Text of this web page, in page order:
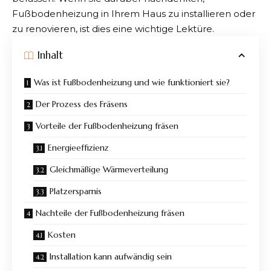
Fußbodenheizung in Ihrem Haus zu installieren oder
zu renovieren, ist dies eine wichtige Lektüre.
Inhalt
Was ist Fußbodenheizung und wie funktioniert sie?
Der Prozess des Fräsens
Vorteile der Fußbodenheizung fräsen
Energieeffizienz
Gleichmäßige Wärmeverteilung
Platzersparnis
Nachteile der Fußbodenheizung fräsen
Kosten
Installation kann aufwändig sein